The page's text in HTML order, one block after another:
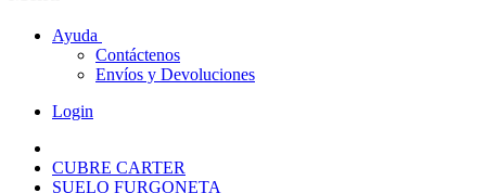
Ayuda
Contáctenos
Envíos y Devoluciones
Login
CUBRE CARTER
SUELO FURGONETA